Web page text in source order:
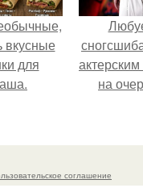
вкусные
для
на
соглашение